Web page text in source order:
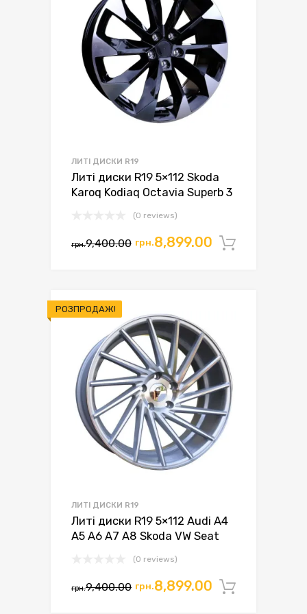
ЛИТІ ДИСКИ R19
Литі диски R19 5×112 Skoda
Karoq Kodiaq Octavia Superb 3
(0 reviews)
грн.9,400.00 Оригінальна
грн.8,899.00 Поточна
РОЗПРОДАЖ!
ЛИТІ ДИСКИ R19
Литі диски R19 5×112 Audi A4
A5 A6 A7 A8 Skoda VW Seat
(0 reviews)
грн.9,400.00 Оригінальна
грн.8,899.00 Поточна